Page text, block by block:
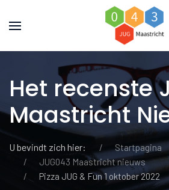
Het recenste
Maastricht
U bevindt zich hier: Startpagina
JUG043 Maastricht nieuws
Pizza JUG & Fun 1 oktober 2022